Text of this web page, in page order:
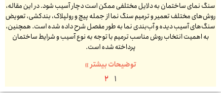
سنگ نمای ساختمان به دلایل مختلفی ممکن است دچار آسیب شود. در این مقاله،
روش‌های مختلف تعمیر و ترمیم سنگ نما از جمله پیچ و رولپلاک، بندکشی، تعویض
سنگ‌های آسیب دیده و آب‌بندی نما به طور مفصل شرح داده شده است. همچنین،
به اهمیت انتخاب روش مناسب ترمیم با توجه به نوع آسیب و شرایط ساختمان
پرداخته شده است.
توضیحات بیشتر »
1
2